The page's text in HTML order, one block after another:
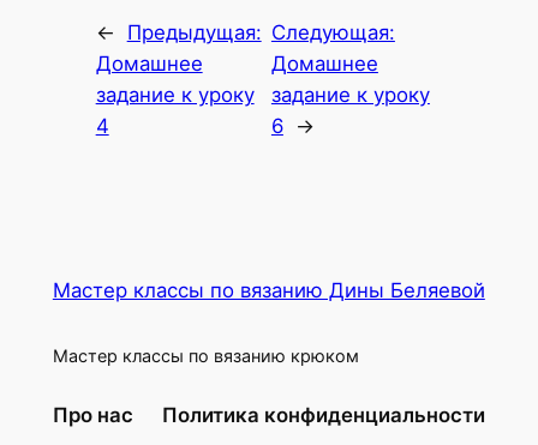
←
Предыдущая:
Домашнее
задание к уроку
4
Следующая:
Домашнее
задание к уроку
6
→
Мастер классы по вязанию Дины Беляевой
Мастер классы по вязанию крюком
Про нас Политика конфиденциальности